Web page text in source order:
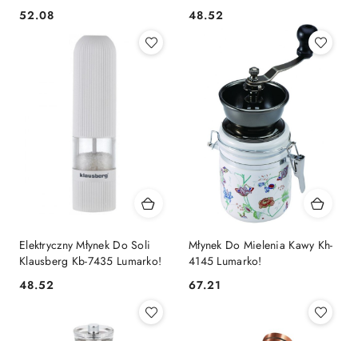
Cena:
52.08 Cena:
48.52
Elektryczny Młynek Do Soli
Klausberg Kb-7435 Lumarko!
Cena:
48.52
Młynek Do Mielenia Kawy Kh-
4145 Lumarko!
Cena:
67.21